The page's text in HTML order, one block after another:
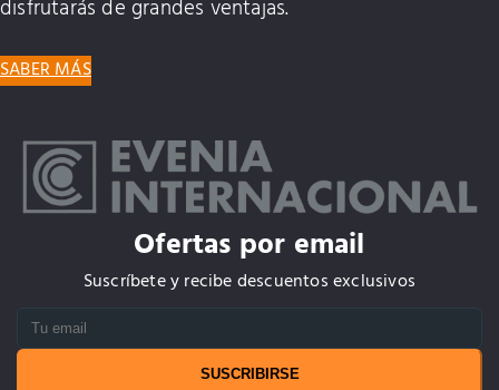
disfrutarás de grandes ventajas.
SABER MÁS
Ofertas por email
Suscríbete y recibe descuentos exclusivos
SUSCRIBIRSE